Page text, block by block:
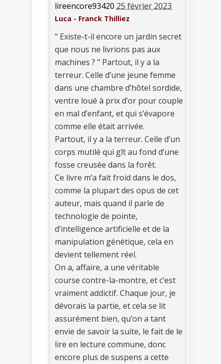
lireencore93420 25 février 2023
Luca - Franck Thilliez
" Existe-t-il encore un jardin secret
que nous ne livrions pas aux
machines ? " Partout, il y a la
terreur. Celle d’une jeune femme
dans une chambre d’hôtel sordide,
ventre loué à prix d’or pour couple
en mal d’enfant, et qui s’évapore
comme elle était arrivée.
Partout, il y a la terreur. Celle d’un
corps mutilé qui gît au fond d’une
fosse creusée dans la forêt.
Ce livre m’a fait froid dans le dos,
comme la plupart des opus de cet
auteur, mais quand il parle de
technologie de pointe,
d’intelligence artificielle et de la
manipulation génétique, cela en
devient tellement réel.
On a, affaire, a une véritable
course contre-la-montre, et c’est
vraiment addictif. Chaque jour, je
dévorais la partie, et cela se lit
assurément bien, qu’on a tant
envie de savoir la suite, le fait de le
lire en lecture commune, donc
encore plus de suspens a cette